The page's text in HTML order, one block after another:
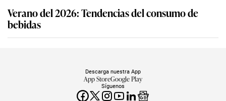
Verano del 2026: Tendencias del consumo de
bebidas
Síguenos
Descarga nuestra App
App StoreGoogle Play